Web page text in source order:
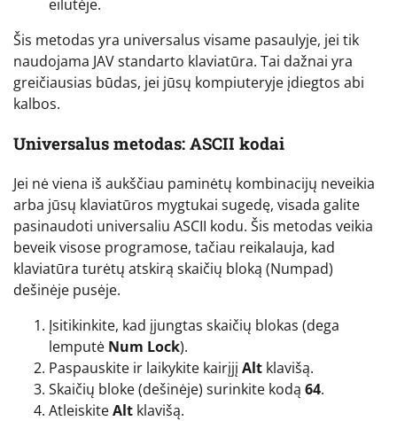
eilutėje.
Šis metodas yra universalus visame pasaulyje, jei tik
naudojama JAV standarto klaviatūra. Tai dažnai yra
greičiausias būdas, jei jūsų kompiuteryje įdiegtos abi
kalbos.
Universalus metodas: ASCII kodai
Jei nė viena iš aukščiau paminėtų kombinacijų neveikia
arba jūsų klaviatūros mygtukai sugedę, visada galite
pasinaudoti universaliu ASCII kodu. Šis metodas veikia
beveik visose programose, tačiau reikalauja, kad
klaviatūra turėtų atskirą skaičių bloką (Numpad)
dešinėje pusėje.
Įsitikinkite, kad įjungtas skaičių blokas (dega
lemputė Num Lock).
Paspauskite ir laikykite kairįjį Alt klavišą.
Skaičių bloke (dešinėje) surinkite kodą 64.
AtleiskiteAlt klavišą.